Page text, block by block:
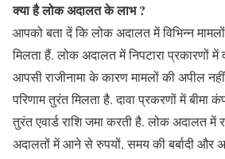
क्या है लोक अदालत के लाभ ?
आपको बता दें कि लोक अदालत में विभिन्न
मिलता हैं. लोक अदालत में निपटारा प्रकारणों में
आपसी राजीनामा के कारण मामलों की अपील
परिणाम तुरंत मिलता है. दावा प्रकरणों में बीमा
तुरंत एवार्ड राशि जमा करती है. लोक अदालत में
अदालतों में आने से रुपयों, समय की बर्बादी और